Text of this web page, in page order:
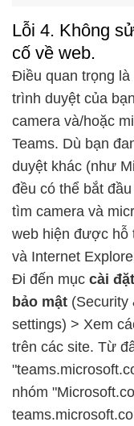
Lỗi 4. Không
cố về web.
Điều quan trọng là
trình duyệt của
camera và/hoặc
Teams. Dù bạn
duyệt khác (như
đều có thể bắt
tìm camera và
web hiện được hỗ
và Internet
Đi đến mục cài đặt
bảo mật (Security
settings) > Xem
trên các site. Từ
nhóm